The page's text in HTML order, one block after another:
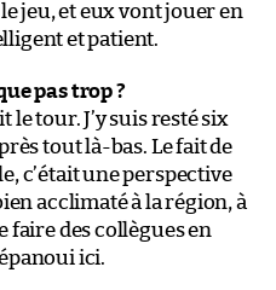
jeu, et eux vont jouer en
et patient.
pas trop ?
le tour. J’y suis resté six
tout là-bas. Le fait de
c’était une perspective
acclimaté à la région, à
faire des collègues en
ici.